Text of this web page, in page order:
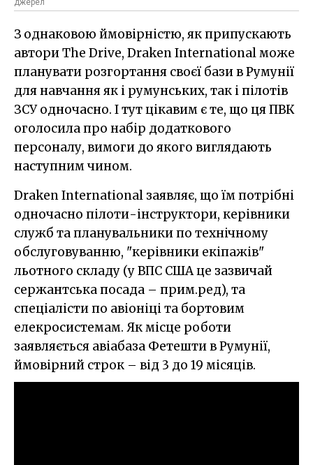
джерел
З однаковою ймовірністю, як припускають
автори The Drive, Draken International може
планувати розгортання своєї бази в Румунії
для навчання як і румунських, так і пілотів
ЗСУ одночасно. І тут цікавим є те, що ця ПВК
оголосила про набір додаткового
персоналу, вимоги до якого виглядають
наступним чином.
Draken International заявляє, що їм потрібні
одночасно пілоти-інструктори, керівники
служб та планувальники по технічному
обслуговуванню, "керівники екіпажів"
льотного складу (у ВПС США це зазвичай
сержантська посада – прим.ред), та
спеціалісти по авіоніці та бортовим
елекросистемам. Як місце роботи
заявляється авіабаза Фетешти в Румунії,
ймовірний строк – від 3 до 19 місяців.